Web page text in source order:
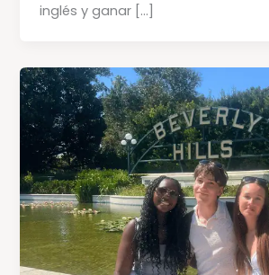
inglés y ganar […]